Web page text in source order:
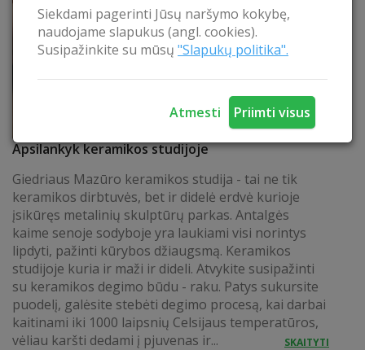
Siekdami pagerinti Jūsų naršymo kokybę,
naudojame slapukus (angl. cookies).
Susipažinkite su mūsų "Slapukų politika".
Atmesti Priimti visus
Apsilankyk keramikos studijoje
Giedriaus Mazūro keramikos studija - tai ne tik
keramikos dirbtuvės, bet ir didelė erdvė kurioje
įsikūręs metalinių skulptūrų parkas. Antalgės
kaime senoje sodyboje yra laukiami visi norintys
lipdyti, pažinti kūrybos džiaugsmą. Keramikos
studijoje kuria ir maži ir dideli. Atvykite susipažinti
su keramikos degimo būdu - raku. Patys sukursite
puodelį, galėsite stebėti degimo procesą, kai darbai
kaitinami iki 1000 laipsnių Celsijaus temperatūros,
vėliau karšti dedami į pjuvenas ir...
SKAITYTI